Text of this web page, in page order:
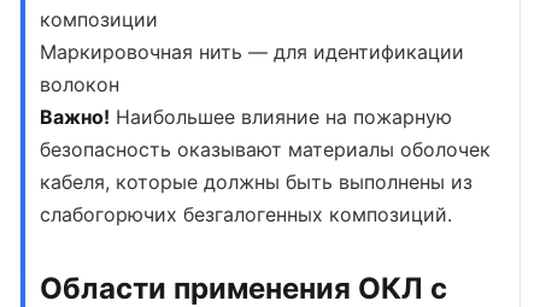
композиции
Маркировочная нить — для идентификации
волокон
Важно! Наибольшее влияние на пожарную
безопасность оказывают материалы оболочек
кабеля, которые должны быть выполнены из
слабогорючих безгалогенных композиций.
Области применения ОКЛ с